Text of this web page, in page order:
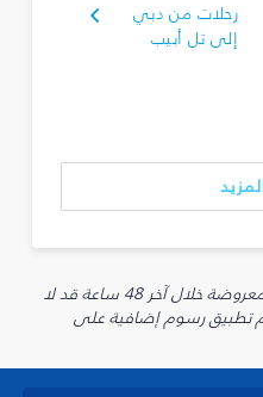
رحلات من دبي
إلى تل أبيب
* تم الحصول على جميع الأسعار المعروضة خلال آخر 48 ساعة قد لا
تطبيق رسوم إضافية على